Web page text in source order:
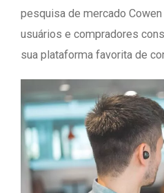
pesquisa de mercado
usuários e compradores
sua plataforma favorita de